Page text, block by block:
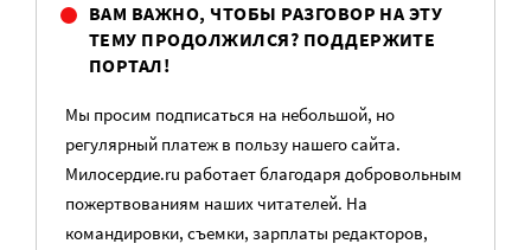
ВАМ ВАЖНО, ЧТОБЫ РАЗГОВОР НА ЭТУ
ТЕМУ ПРОДОЛЖИЛСЯ? ПОДДЕРЖИТЕ
ПОРТАЛ!
Мы просим подписаться на небольшой, но
регулярный платеж в пользу нашего сайта.
Милосердие.ru работает благодаря добровольным
пожертвованиям наших читателей. На
командировки, съемки, зарплаты редакторов,